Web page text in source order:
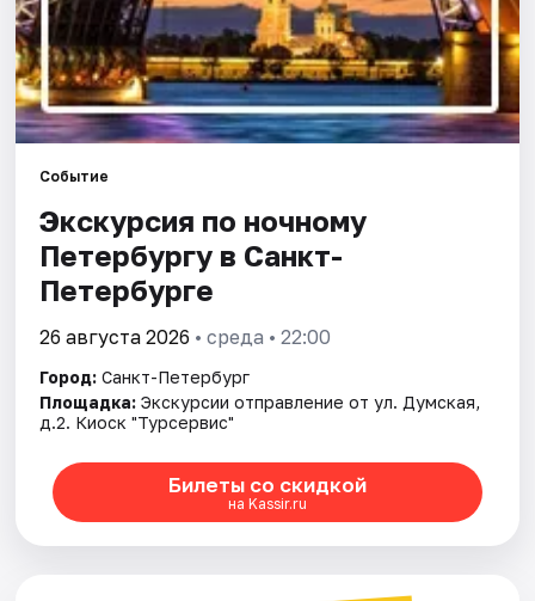
Событие
Экскурсия по ночному
Петербургу в Санкт-
Петербурге
26 августа 2026 • среда • 22:00
Город: Санкт-Петербург
Площадка: Экскурсии отправление от ул. Думская,
д.2. Киоск "Турсервис"
Билеты со скидкой
на Kassir.ru